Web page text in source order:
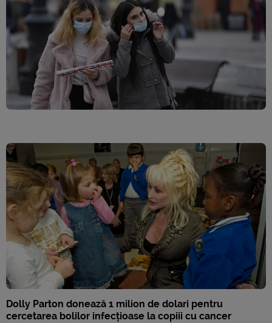
Dolly Parton donează 1 milion de dolari pentru
cercetarea bolilor infecțioase la copiii cu cancer